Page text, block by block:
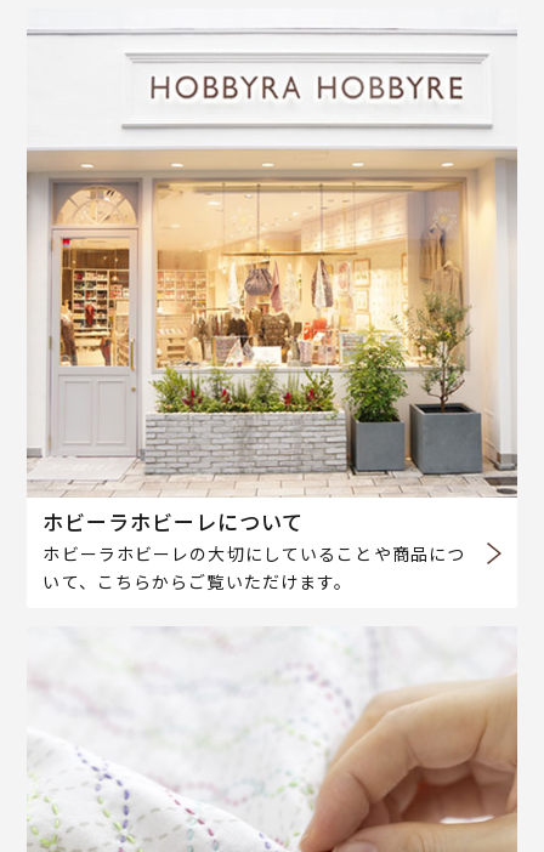
ホビーラホビーレについて
ホビーラホビーレの大切にしていることや商品につ
いて、こちらからご覧いただけます。